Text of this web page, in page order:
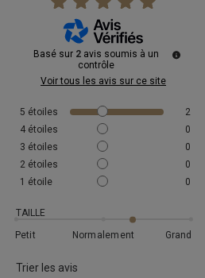
Basé sur 2 avis soumis à un
contrôle
Voir tous les avis sur ce site
5 étoiles
2
4 étoiles
0
3 étoiles
0
2 étoiles
0
1 étoile 0
TAILLE
Petit
Normalement Grand
Trier les avis